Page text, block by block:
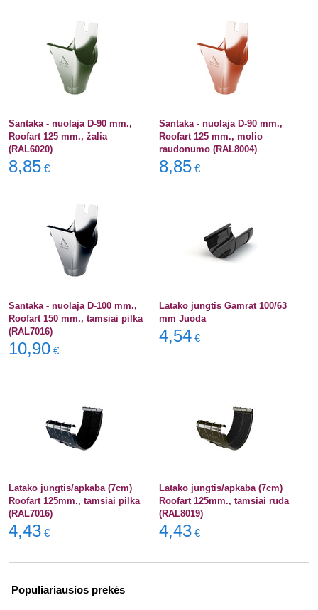
Santaka - nuolaja D-90 mm.,
Roofart 125 mm., žalia
(RAL6020)
8,85 €
Santaka - nuolaja D-90 mm.,
Roofart 125 mm., molio
raudonumo (RAL8004)
8,85 €
Santaka - nuolaja D-100 mm.,
Roofart 150 mm., tamsiai pilka
(RAL7016)
10,90 €
Latako jungtis Gamrat 100/63
mm Juoda
4,54 €
Latako jungtis/apkaba (7cm)
Roofart 125mm., tamsiai pilka
(RAL7016)
4,43 €
Latako jungtis/apkaba (7cm)
Roofart 125mm., tamsiai ruda
(RAL8019)
4,43 €
Populiariausios prekės